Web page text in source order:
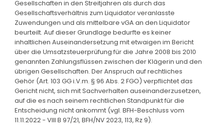
Gesellschaften in den Streitjahren als durch das
Gesellschaftsverhältnis zum Liquidator veranlasste
Zuwendungen und als mittelbare vGA an den Liquidator
beurteilt. Auf dieser Grundlage bedurfte es keiner
inhaltlichen Auseinandersetzung mit etwaigen im Bericht
über die Umsatzsteuerprüfung für die Jahre 2008 bis 2010
genannten Zahlungsflüssen zwischen der Klägerin und den
übrigen Gesellschaften. Der Anspruch auf rechtliches
Gehör (Art. 103 GG i.V.m. § 96 Abs. 2 FGO) verpflichtet das
Gericht nicht, sich mit Sachverhalten auseinanderzusetzen,
auf die es nach seinem rechtlichen Standpunkt für die
Entscheidung nicht ankommt (vgl. BFH-Beschluss vom
11.11.2022 - VIII B 97/21, BFH/NV 2023, 113, Rz 9).